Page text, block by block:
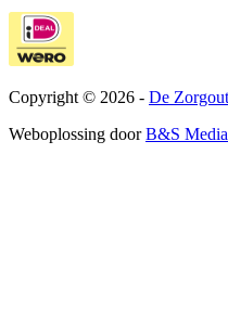
Copyright © 2026 - De
Weboplossing doorB&S